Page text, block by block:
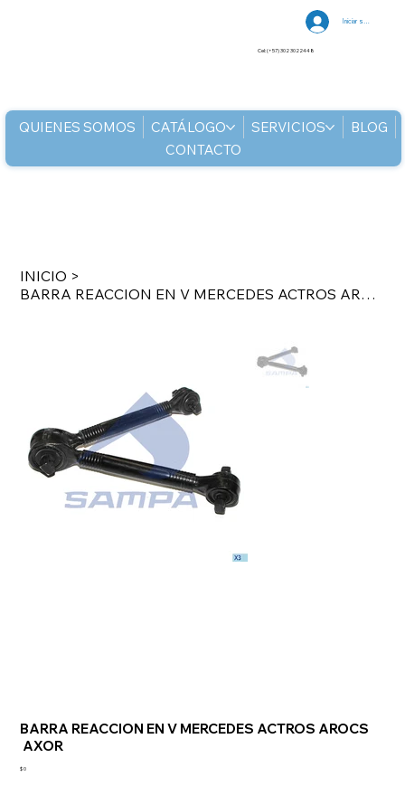
QUIENES SOMOS CATÁLOGO SERVICIOS
BLOG
CONTACTO
Iniciar sesión
Cel: (+57) 302 3022448
INICIO >
BARRA REACCION EN V MERCEDES ACTROS AROCS AXOR
BARRA REACCION EN V MERCEDES ACTROS AROCS
AXOR
Precio
$ 0